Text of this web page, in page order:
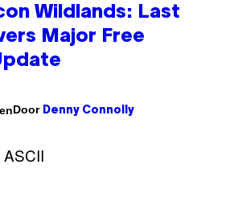
Wildlands: Last
Major Free
Door Denny Connolly